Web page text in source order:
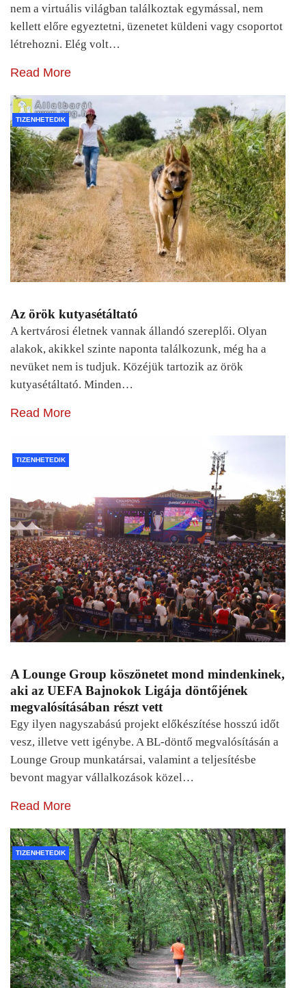
nem a virtuális világban találkoztak egymással, nem
kellett előre egyeztetni, üzenetet küldeni vagy csoportot
létrehozni. Elég volt…
Read More
TIZENHETEDIK
Az örök kutyasétáltató
A kertvárosi életnek vannak állandó szereplői. Olyan
alakok, akikkel szinte naponta találkozunk, még ha a
nevüket nem is tudjuk. Közéjük tartozik az örök
kutyasétáltató. Minden…
Read More
TIZENHETEDIK
A Lounge Group köszönetet mond mindenkinek,
aki az UEFA Bajnokok Ligája döntőjének
megvalósításában részt vett
Egy ilyen nagyszabású projekt előkészítése hosszú időt
vesz, illetve vett igénybe. A BL-döntő megvalósításán a
Lounge Group munkatársai, valamint a teljesítésbe
bevont magyar vállalkozások közel…
Read More
TIZENHETEDIK